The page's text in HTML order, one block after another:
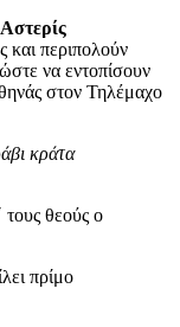
και περιπολούν
να εντοπίσουν
στον Τηλέμαχο
κράτα
τους θεούς ο
πρίμο